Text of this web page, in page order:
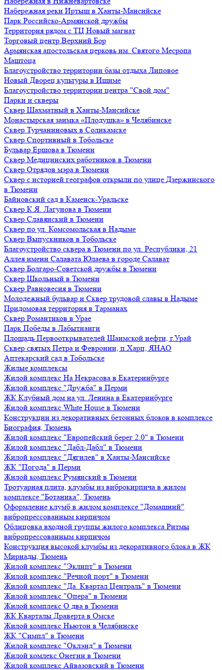
Набережная реки Иртыш в Ханты-Мансийске
Парк Российско-Армянской дружбы
Территория рядом с ТЦ Новый магнат
Торговый центр Верхний Бор
Армянская апостольская церковь им. Святого Месропа
Маштоца
Благоустройство территории базы отдыха Липовое
Нoвый Двoрeц культуры в Ишимe
Благоустройство территории центра "Свой дом"
Парки и скверы
Сквер Шахматный в Ханты-Мансийске
Монастырская заимка «Плодушка» в Челябинске
Сквер Турчаниновых в Соликамске
Сквер Спортивный в Тобольске
Бульвар Ершова в Тюмени
Сквер Медицинских работников в Тюмени
Сквер Отрядов мэра в Тюмени
Сквер с историей географов открыли по улице Дзержинского
в Тюмени
Байновский сад в Каменск-Уральске
Сквер К.Я. Лагунова в Тюмени
Сквер Славянский в Тюмени
Сквер по ул. Комсомольская в Надыме
Сквер Выпускников в Тобольске
Благоустройство сквера в Тюмени по ул. Республики, 21
Аллея имени Салавата Юлаева в городе Салават
Сквер Болгаро-Советской дружбы в Тюмени
Сквер Школьный в Тюмени
Сквер Равновесия в Тюмени
Молодежный бульвар и Сквер трудовой славы в Надыме
Придомовая территория в Тарманах
Сквер Романтиков в Урае
Парк Победы в Лабытнанги
Площадь Первооткрывателей Шаимской нефти, г.Урай
Сквер святых Петра и Февронии, п.Харп, ЯНАО
Аптекарский сад в Тобольске
Жилые комплексы
Жилой комплекс На Некрасова в Екатеринбурге
Жилой комплекс "Дружба" в Перми
ЖК Клубный дом на ул. Ленина в Екатеринбурге
Жилой комплекс White House в Тюмени
Конструкции из декоративных бетонных блоков в комплексе
Биография, Тюмень
Жилой комплекс "Европейский берег 2.0" в Тюмени
Жилой комплекс "Дабл-Дабл" в Тюмени
Жилой комплекс "Дягилев" в Ханты-Мансийске
ЖК "Погода" в Перми
Жилой комплекс Румянский в Тюмени
Тротуарная плита, клумбы из виброкирпича в жилом
комплексе "Ботаника", Тюмень
Оформление клумб в жилом комплексе "Домашний"
вибропрессованным кирпичом
Облицовка входной группы жилого комплекса Ритмы
вибропрессованным кирпичом
Конструкция высокой клумбы из декоративного блока в ЖК
Мириады, Тюмень
Жилой комплекс "Эклипт" в Тюмени
Жилой комплекс "Речной порт" в Тюмени
Жилой комплекс "Да. Квартал Централь" в Тюмени
Жилой комплекс "Опера" в Тюмени
Жилой комплекс О два в Тюмени
ЖК Кварталы Драверта в Омске
Жилой комплекс Ньютон в Челябинске
ЖК "Симпл" в Тюмени
Жилой комплекс "Оклэнд" в Тюмени
Жилой комлекс Онегин в Тюмени
Жилой комплекс Айвазовский в Тюмени